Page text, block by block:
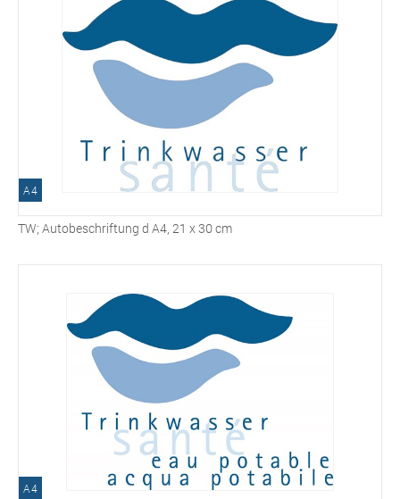
A4
TW; Autobeschriftung d A4, 21 x 30 cm
A4